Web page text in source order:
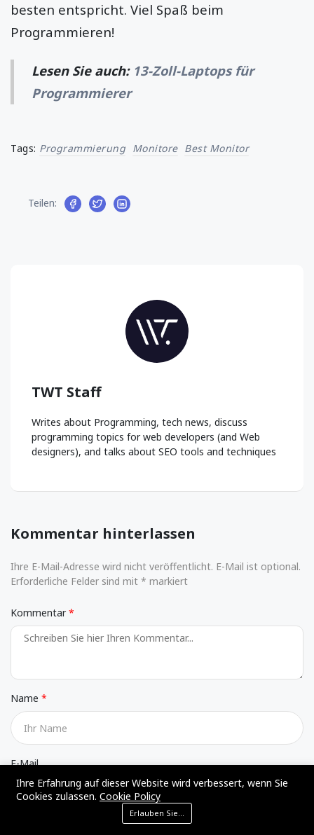
besten entspricht. Viel Spaß beim
Programmieren!
Lesen Sie auch: 13-Zoll-Laptops für
Programmierer
Tags: Programmierung Monitore Best Monitor
Teilen:
TWT Staff
Writes about Programming, tech news, discuss
programming topics for web developers (and Web
designers), and talks about SEO tools and techniques
Kommentar hinterlassen
Ihre E-Mail-Adresse wird nicht veröffentlicht. E-Mail ist optional.
Erforderliche Felder sind mit * markiert
Kommentar
Name
E-Mail
Ihre Erfahrung auf dieser Website wird verbessert, wenn Sie
Cookies zulassen. Cookie Policy
Erlauben Sie Cookies